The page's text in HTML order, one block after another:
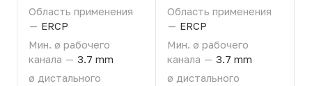
Область применения
— ERCP
Мин. ø рабочего
канала — 3.7 mm
ø дистального
Область применения
— ERCP
Мин. ø рабочего
канала — 3.7 mm
ø дистального